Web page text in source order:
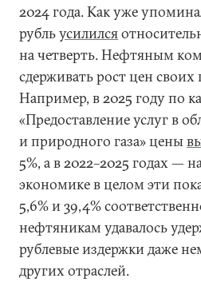
2024 года. Как уже
рубльусилился
на четверть. Нефтяным
сдерживать рост цен
Например, в 2025 году по
«Предоставление услуг в
и природного газа» цены
5%, а в 2022–2025 годах —
экономике в целом эти
5,6% и 39,4%
нефтяникам удавалось
рублевые издержки даже
других отраслей.